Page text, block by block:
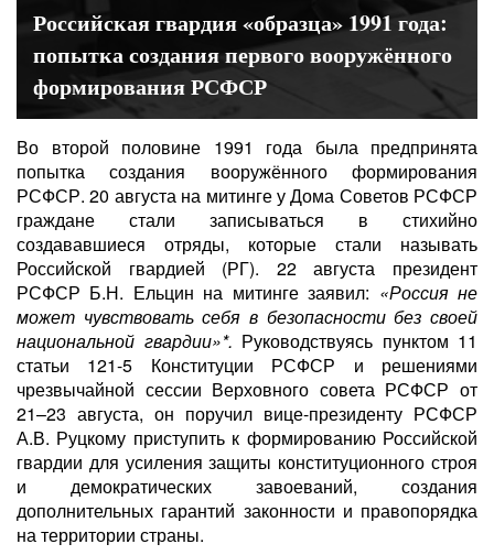
Российская гвардия «образца» 1991 года:
попытка создания первого вооружённого
формирования РСФСР
Во второй половине 1991 года была предпринята
попытка создания вооружённого формирования
РСФСР. 20 августа на митинге у Дома Советов РСФСР
граждане стали записываться в стихийно
создававшиеся отряды, которые стали называть
Российской гвардией (РГ). 22 августа президент
РСФСР Б.Н. Ельцин на митинге заявил: «Россия не
может чувствовать себя в безопасности без своей
национальной гвардии»*. Руководствуясь пунктом 11
статьи 121-5 Конституции РСФСР и решениями
чрезвычайной сессии Верховного совета РСФСР от
21–23 августа, он поручил вице-президенту РСФСР
А.В. Руцкому приступить к формированию Российской
гвардии для усиления защиты конституционного строя
и демократических завоеваний, создания
дополнительных гарантий законности и правопорядка
на территории страны.